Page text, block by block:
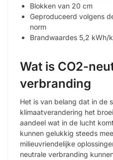
Blokken van 20 cm
Geproduceerd volgens
norm
Brandwaardes 5,2 kWh/
Wat is CO2-
verbranding
Het is van belang dat in de
klimaatverandering het
aandeel wat in de lucht
kunnen gelukkig steeds
milieuvriendelijke
neutrale verbranding